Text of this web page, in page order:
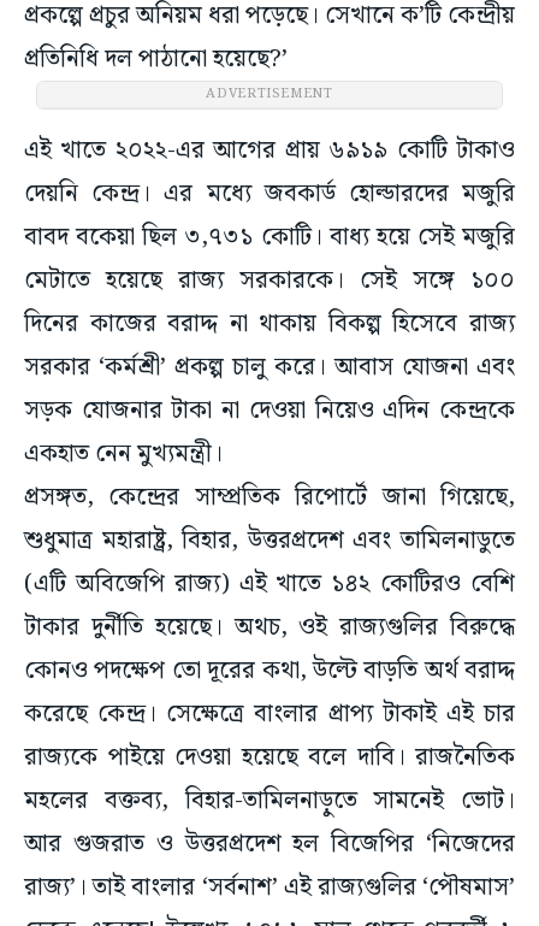
প্রকল্পে প্রচুর অনিয়ম ধরা পড়েছে। সেখানে ক’টি কেন্দ্রীয়
প্রতিনিধি দল পাঠানো হয়েছে?’
ADVERTISEMENT
এই খাতে ২০২২-এর আগের প্রায় ৬৯১৯ কোটি টাকাও
দেয়নি কেন্দ্র। এর মধ্যে জবকার্ড হোল্ডারদের মজুরি
বাবদ বকেয়া ছিল ৩,৭৩১ কোটি। বাধ্য হয়ে সেই মজুরি
মেটাতে হয়েছে রাজ্য সরকারকে। সেই সঙ্গে ১০০
দিনের কাজের বরাদ্দ না থাকায় বিকল্প হিসেবে রাজ্য
সরকার ‘কর্মশ্রী’ প্রকল্প চালু করে। আবাস যোজনা এবং
সড়ক যোজনার টাকা না দেওয়া নিয়েও এদিন কেন্দ্রকে
একহাত নেন মুখ্যমন্ত্রী।
প্রসঙ্গত, কেন্দ্রের সাম্প্রতিক রিপোর্টে জানা গিয়েছে,
শুধুমাত্র মহারাষ্ট্র, বিহার, উত্তরপ্রদেশ এবং তামিলনাডুতে
(এটি অবিজেপি রাজ্য) এই খাতে ১৪২ কোটিরও বেশি
টাকার দুর্নীতি হয়েছে। অথচ, ওই রাজ্যগুলির বিরুদ্ধে
কোনও পদক্ষেপ তো দূরের কথা, উল্টে বাড়তি অর্থ বরাদ্দ
করেছে কেন্দ্র। সেক্ষেত্রে বাংলার প্রাপ্য টাকাই এই চার
রাজ্যকে পাইয়ে দেওয়া হয়েছে বলে দাবি। রাজনৈতিক
মহলের বক্তব্য, বিহার-তামিলনাড়ুতে সামনেই ভোট।
আর গুজরাত ও উত্তরপ্রদেশ হল বিজেপির ‘নিজেদের
রাজ্য’। তাই বাংলার ‘সর্বনাশ’ এই রাজ্যগুলির ‘পৌষমাস’